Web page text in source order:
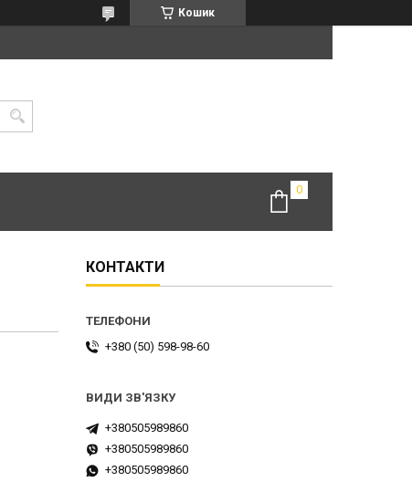
Кошик
КОНТАКТИ
+380 (50) 598-98-60
+380505989860
+380505989860
+380505989860